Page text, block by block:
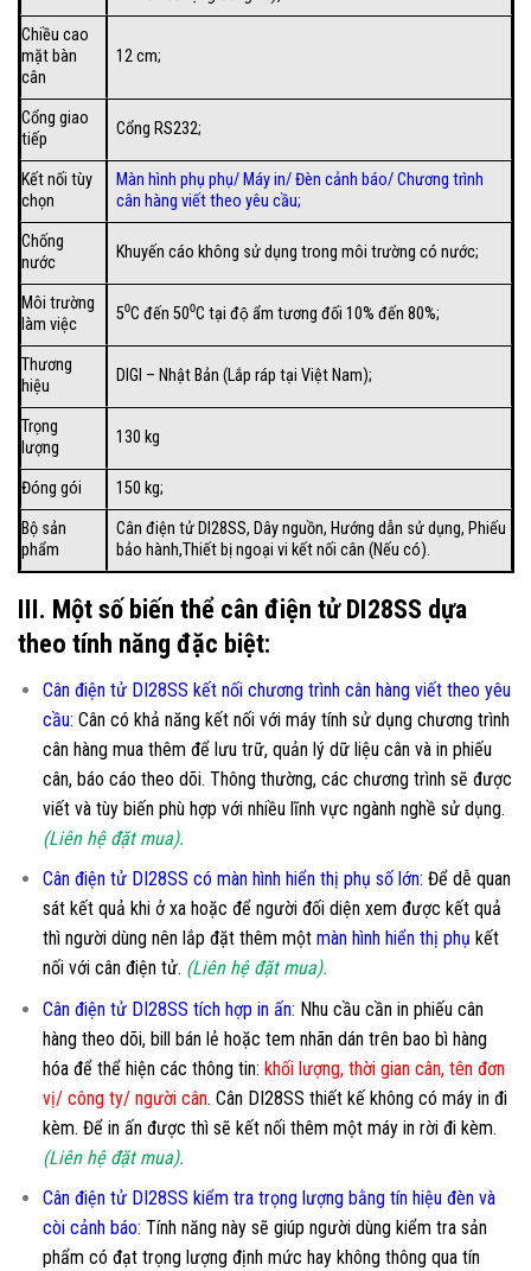
Chiều cao
mặt bàn
cân
12 cm;
Cổng giao
tiếp
Cổng RS232;
Kết nối tùy
chọn
Màn hình phụ phụ/ Máy in/Đèn cảnh báo/Chương trình
cân hàng viết theo yêu cầu;
Chống
nước
Khuyến cáo không sử dụng trong môi trường có nước;
Môi trường
làm việc
5⁰C đến 50⁰C tại độ ẩm tương đối 10% đến 80%;
Thương
hiệu
DIGI – Nhật Bản (Lắp ráp tại Việt Nam);
Trọng
lượng
130 kg
Đóng gói
150 kg;
Bộ sản
phẩm
Cân điện tử DI28SS, Dây nguồn, Hướng dẫn sử dụng, Phiếu
bảo hành,Thiết bị ngoại vi kết nối cân (Nếu có).
III. Một số biến thể cân điện tử DI28SS dựa
theo tính năng đặc biệt:
Cân điện tử DI28SS kết nối chương trình cân hàng viết theo yêu
cầu: Cân có khả năng kết nối với máy tính sử dụng chương trình
cân hàng mua thêm để lưu trữ, quản lý dữ liệu cân và in phiếu
cân, báo cáo theo dõi. Thông thường, các chương trình sẽ được
viết và tùy biến phù hợp với nhiều lĩnh vực ngành nghề sử dụng.
(Liên hệ đặt mua).
Cân điện tử DI28SS có màn hình hiển thị phụ số lớn: Để dễ quan
sát kết quả khi ở xa hoặc để người đối diện xem được kết quả
thì người dùng nên lắp đặt thêm một màn hình hiển thị phụ kết
nối với cân điện tử. (Liên hệ đặt mua).
Cân điện tử DI28SS tích hợp in ấn: Nhu cầu cần in phiếu cân
hàng theo dõi, bill bán lẻ hoặc tem nhãn dán trên bao bì hàng
hóa để thể hiện các thông tin: khối lượng, thời gian cân, tên đơn
vị/ công ty/ người cân. Cân DI28SS thiết kế không có máy in đi
kèm. Để in ấn được thì sẽ kết nối thêm một máy in rời đi kèm.
(Liên hệ đặt mua).
Cân điện tử DI28SS kiểm tra trọng lượng bằng tín hiệu đèn và
còi cảnh báo: Tính năng này sẽ giúp người dùng kiểm tra sản
phẩm có đạt trọng lượng định mức hay không thông qua tín